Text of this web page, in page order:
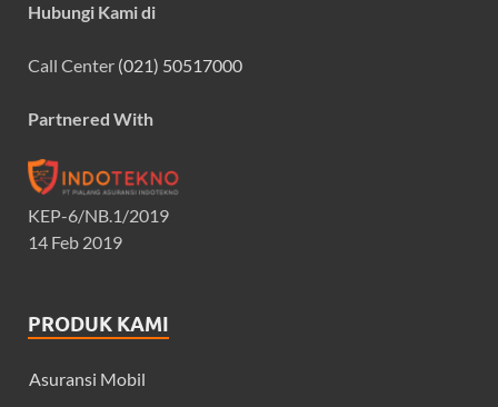
Hubungi Kami di
Call Center (021) 50517000
Partnered With
KEP-6/NB.1/2019
14 Feb 2019
PRODUK KAMI
Asuransi Mobil